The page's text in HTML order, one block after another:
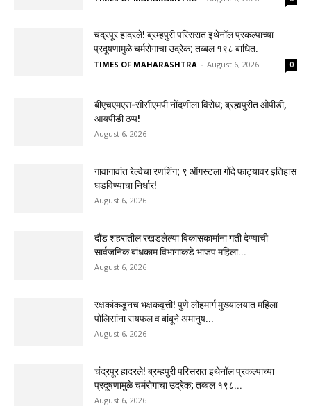
चंद्रपूर हादरले! ब्रम्हपुरी परिसरात इथेनॉल प्रकल्पाच्या
प्रदूषणामुळे चर्मरोगाचा उद्रेक; तब्बल १९८ बाधित.
TIMES OF MAHARASHTRA - August 6, 2026 0
बीएचएमएस-सीसीएमपी नोंदणीला विरोध; ब्रह्मपुरीत ओपीडी,
आयपीडी ठप्प!
August 6, 2026
गावागावांत रेल्वेचा रणशिंग; ९ ऑगस्टला गोंदे फाट्यावर इतिहास
घडविण्याचा निर्धार!
August 6, 2026
दौंड शहरातील रखडलेल्या विकासकामांना गती देण्याची
सार्वजनिक बांधकाम विभागाकडे भाजप महिला...
August 6, 2026
रक्षकांकडूनच भक्षकवृत्ती! पुणे लोहमार्ग मुख्यालयात महिला
पोलिसांना रायफल व बांबूने अमानुष...
August 6, 2026
चंद्रपूर हादरले! ब्रम्हपुरी परिसरात इथेनॉल प्रकल्पाच्या
प्रदूषणामुळे चर्मरोगाचा उद्रेक; तब्बल १९८...
August 6, 2026